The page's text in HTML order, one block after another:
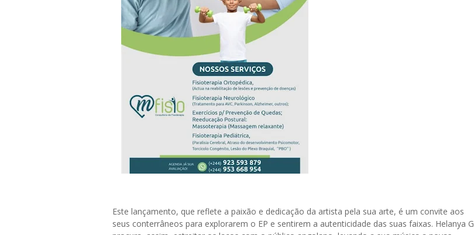
Este lançamento, que reflete a paixão e dedicação da artista pela sua arte, é um convite aos
seus conterrâneos para explorarem o EP e sentirem a autenticidade das suas faixas. Helanya G